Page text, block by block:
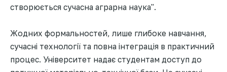
створюється сучасна аграрна наука".
Жодних формальностей, лише глибоке навчання,
сучасні технології та повна інтеграція в практичний
процес. Університет надає студентам доступ до